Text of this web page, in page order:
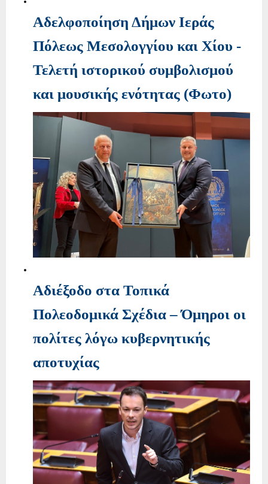
Αδελφοποίηση Δήμων Ιεράς
Πόλεως Μεσολογγίου και Χίου -
Τελετή ιστορικού συμβολισμού
και μουσικής ενότητας (Φωτο)
Αδιέξοδο στα Τοπικά
Πολεοδομικά Σχέδια – Όμηροι οι
πολίτες λόγω κυβερνητικής
αποτυχίας